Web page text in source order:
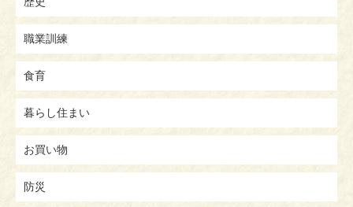
職業訓練
食育
暮らし住まい
お買い物
防災